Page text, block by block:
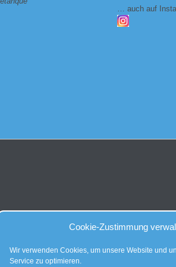
Cookie-Zustimmung
Wir verwenden Cookies, um unsere Website und
Service zu optimieren.
… auch auf